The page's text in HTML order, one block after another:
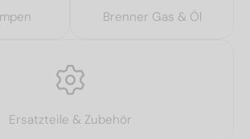
Brenner Gas & Öl
Ersatzteile & Zubehör